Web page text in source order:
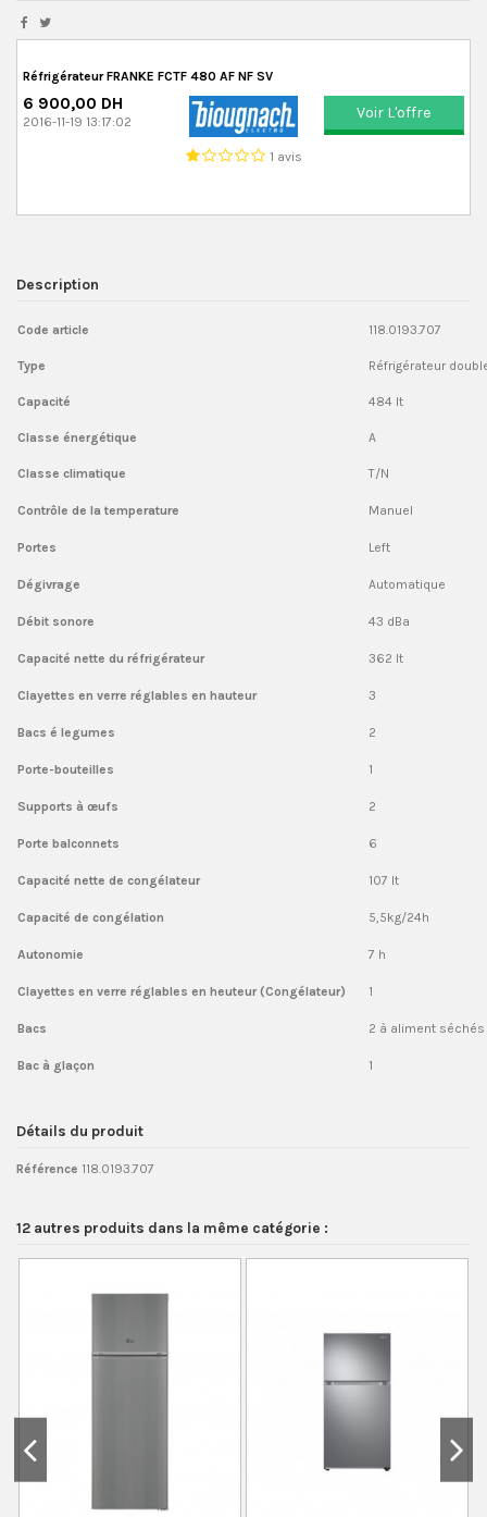
Réfrigérateur FRANKE FCTF 480 AF NF SV
6 900,00 DH
2016-11-19 13:17:02
1 avis
Voir L'offre
Description
Code article 118.0193.707
Type Réfrigérateur
Capacité 484 lt
Classe énergétique A
Classe climatique T/N
Contrôle de la temperature Manuel
Portes Left
Dégivrage Automatique
Débit sonore 43 dBa
Capacité nette du réfrigérateur 362 lt
Clayettes en verre réglables en hauteur 3
Bacs é legumes 2
Porte-bouteilles 1
Supports à œufs 2
Porte balconnets 6
Capacité nette de congélateur 107 lt
Capacité de congélation 5,5kg/24h
Autonomie 7 h
Clayettes en verre réglables en heuteur (Congélateur) 1
Bacs 2 à aliment séchés
Bac à glaçon 1
Détails du produit
Référence 118.0193.707
12 autres produits dans la même catégorie :